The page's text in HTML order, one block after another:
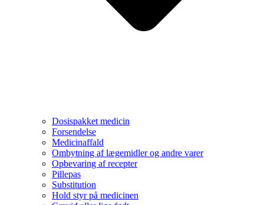
Dosispakket medicin
Forsendelse
Medicinaffald
Ombytning af lægemidler og andre varer
Opbevaring af recepter
Pillepas
Substitution
Hold styr på medicinen